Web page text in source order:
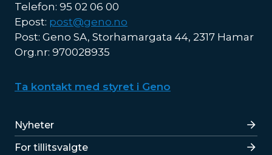
Telefon: 95 02 06 00
Epost: post@geno.no
Post: Geno SA, Storhamargata 44, 2317 Hamar
Org.nr: 970028935
Ta kontakt med styret i Geno
Lenker
Nyheter
For tillitsvalgte